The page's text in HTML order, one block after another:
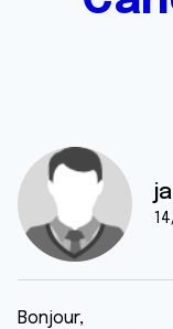
Bonjour,